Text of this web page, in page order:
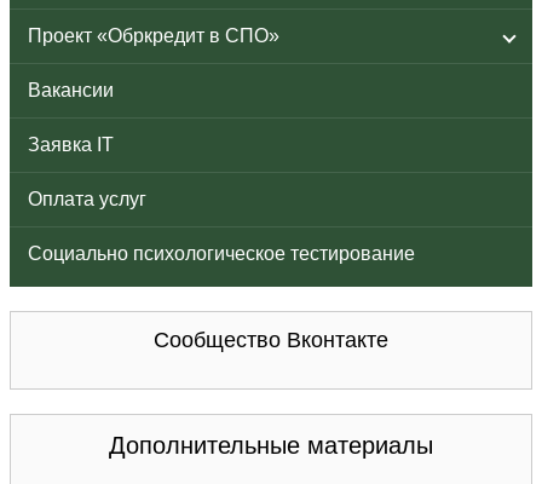
Проект «Обркредит в СПО»
Вакансии
Заявка IT
Оплата услуг
Социально психологическое тестирование
Сообщество Вконтакте
Дополнительные материалы